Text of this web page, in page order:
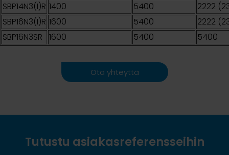
SBP14N3(I)R 1400 5400
2222
SBP16N3(I)R 1600 5400
2222
SBP16N3SR
1600 5400 5400
Ota yhteyttä
Tutustu asiakasreferensseihin